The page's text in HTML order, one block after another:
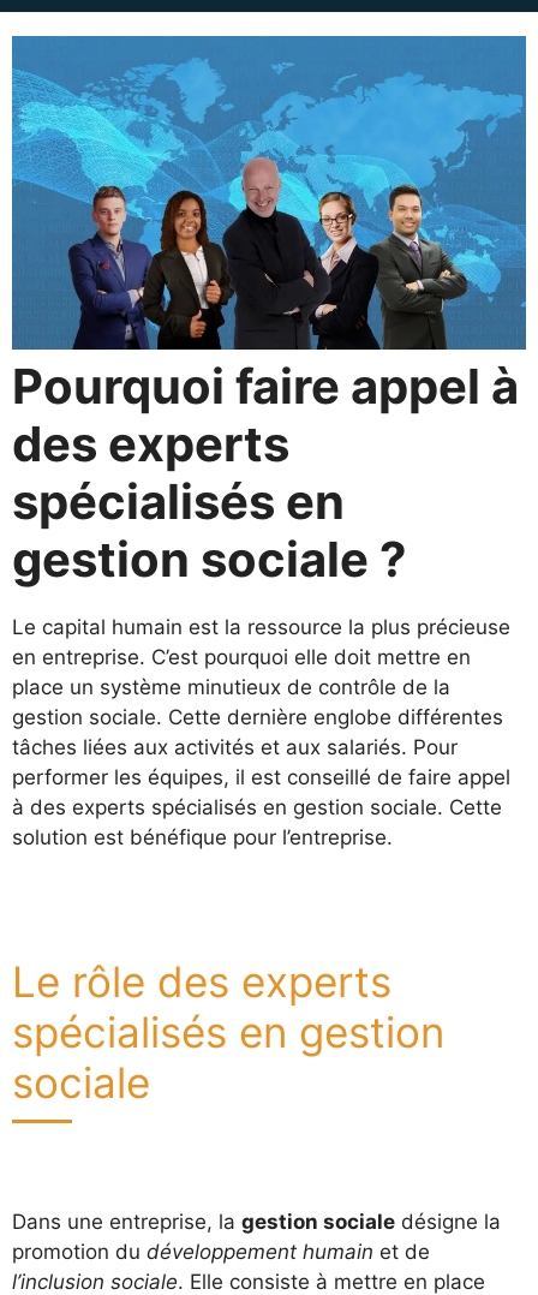
Pourquoi faire appel à
des experts
spécialisés en
gestion sociale ?
Le capital humain est la ressource la plus précieuse
en entreprise. C’est pourquoi elle doit mettre en
place un système minutieux de contrôle de la
gestion sociale. Cette dernière englobe différentes
tâches liées aux activités et aux salariés. Pour
performer les équipes, il est conseillé de faire appel
à des experts spécialisés en gestion sociale. Cette
solution est bénéfique pour l’entreprise.
Le rôle des experts
spécialisés en gestion
sociale
Dans une entreprise, la gestion sociale désigne la
promotion du développement humain et de
l’inclusion sociale. Elle consiste à mettre en place